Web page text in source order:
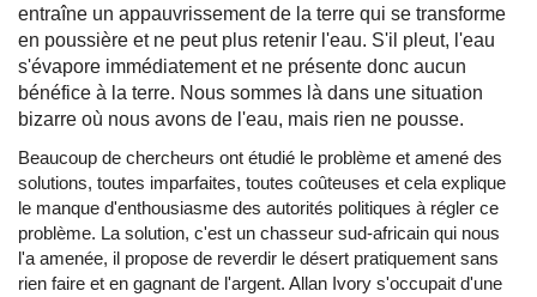
entraîne un appauvrissement de la terre qui se transforme
en poussière et ne peut plus retenir l'eau. S'il pleut, l'eau
s'évapore immédiatement et ne présente donc aucun
bénéfice à la terre. Nous sommes là dans une situation
bizarre où nous avons de l'eau, mais rien ne pousse.
Beaucoup de chercheurs ont étudié le problème et amené des
solutions, toutes imparfaites, toutes coûteuses et cela explique
le manque d'enthousiasme des autorités politiques à régler ce
problème. La solution, c'est un chasseur sud-africain qui nous
l'a amenée, il propose de reverdir le désert pratiquement sans
rien faire et en gagnant de l'argent. Allan Ivory s'occupait d'une